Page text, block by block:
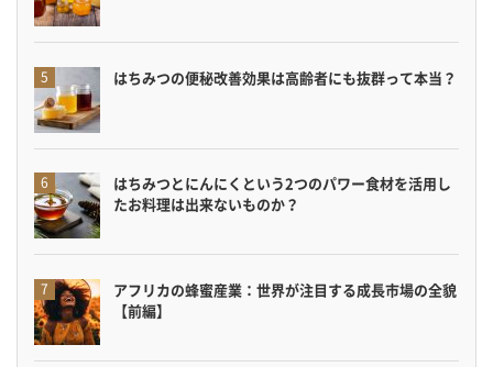
はちみつの便秘改善効果は高齢者にも抜群って本当？
はちみつとにんにくという2つのパワー食材を活用し
たお料理は出来ないものか？
アフリカの蜂蜜産業：世界が注目する成長市場の全貌
【前編】